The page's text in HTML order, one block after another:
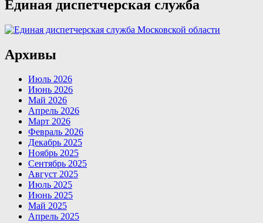
Единая диспетчерская служба
Архивы
Июль 2026
Июнь 2026
Май 2026
Апрель 2026
Март 2026
Февраль 2026
Декабрь 2025
Ноябрь 2025
Сентябрь 2025
Август 2025
Июль 2025
Июнь 2025
Май 2025
Апрель 2025